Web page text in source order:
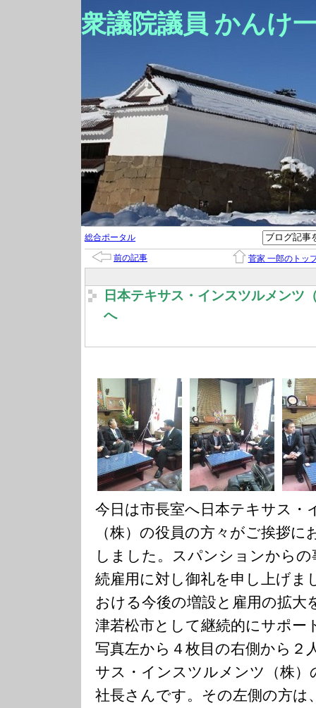
衆議院議員 かんけ
総合ポータル
前の記事 菅家 一郎のトッ
日本テキサス・インスツルメンツ
へ
今日は市長室へ日本テキサス・
（株）の役員の方々がご挨拶
しました。スパンションから
続雇用に対し御礼を申し上げま
おける今後の増設と雇用の拡大
津若松市として継続的にサポー
写真左から４枚目の右側から２
サス・インスツルメンツ（株）
社長さんです。その左側の方は